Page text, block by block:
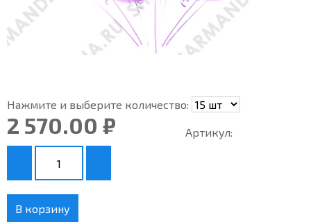
Нажмите и выберите количество:
2 570.00 ₽ Артикул:
В корзину